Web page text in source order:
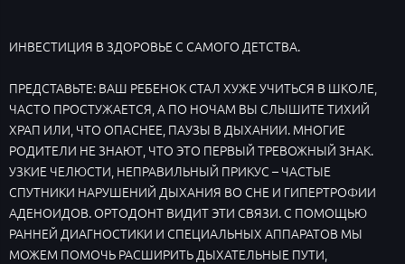
ИНВЕСТИЦИЯ В ЗДОРОВЬЕ С САМОГО ДЕТСТВА.
ПРЕДСТАВЬТЕ: ВАШ РЕБЕНОК СТАЛ ХУЖЕ УЧИТЬСЯ В ШКОЛЕ,
ЧАСТО ПРОСТУЖАЕТСЯ, А ПО НОЧАМ ВЫ СЛЫШИТЕ ТИХИЙ
ХРАП ИЛИ, ЧТО ОПАСНЕЕ, ПАУЗЫ В ДЫХАНИИ. МНОГИЕ
РОДИТЕЛИ НЕ ЗНАЮТ, ЧТО ЭТО ПЕРВЫЙ ТРЕВОЖНЫЙ ЗНАК.
УЗКИЕ ЧЕЛЮСТИ, НЕПРАВИЛЬНЫЙ ПРИКУС – ЧАСТЫЕ
СПУТНИКИ НАРУШЕНИЙ ДЫХАНИЯ ВО СНЕ И ГИПЕРТРОФИИ
АДЕНОИДОВ. ОРТОДОНТ ВИДИТ ЭТИ СВЯЗИ. С ПОМОЩЬЮ
РАННЕЙ ДИАГНОСТИКИ И СПЕЦИАЛЬНЫХ АППАРАТОВ МЫ
МОЖЕМ ПОМОЧЬ РАСШИРИТЬ ДЫХАТЕЛЬНЫЕ ПУТИ,